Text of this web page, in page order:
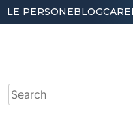
Skip
to
LE PERSONEBLOG
Search
for: